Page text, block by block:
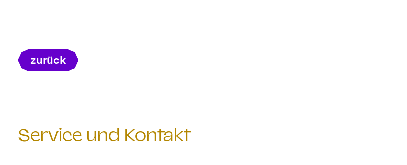
zurück
Service und Kontakt